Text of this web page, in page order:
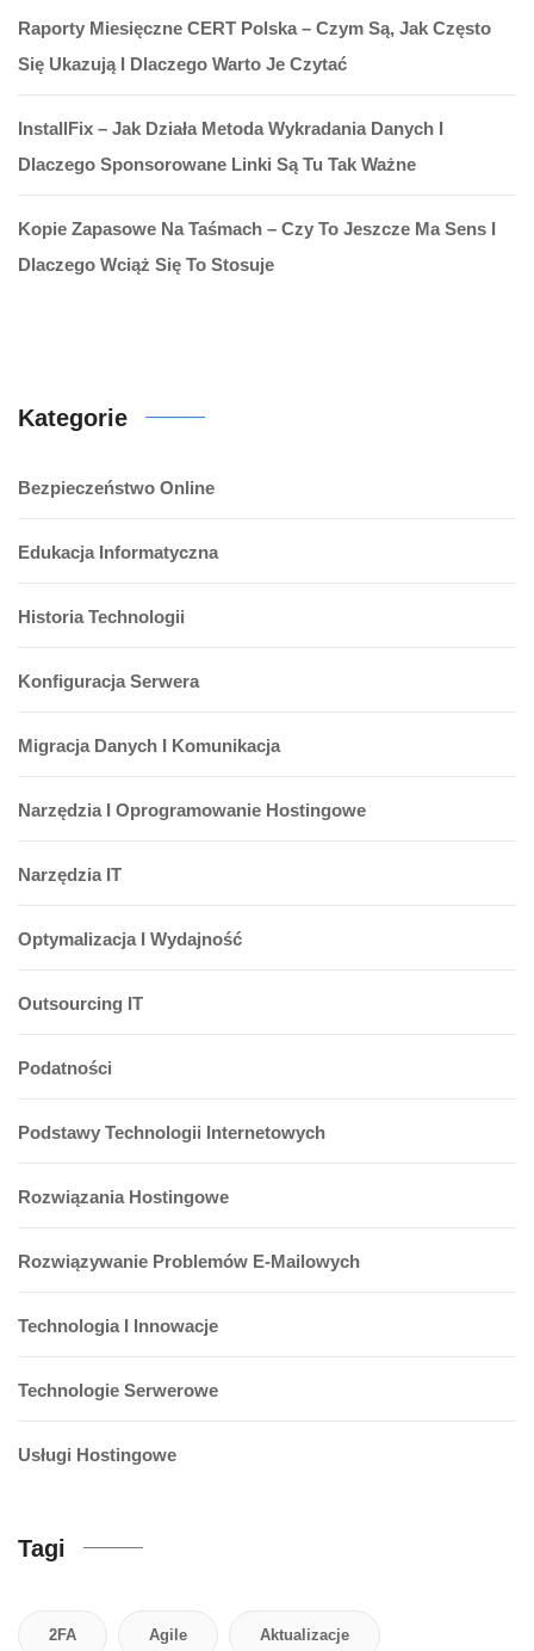
Raporty Miesięczne CERT Polska – Czym Są, Jak Często
Się Ukazują I Dlaczego Warto Je Czytać
InstallFix – Jak Działa Metoda Wykradania Danych I
Dlaczego Sponsorowane Linki Są Tu Tak Ważne
Kopie Zapasowe Na Taśmach – Czy To Jeszcze Ma Sens I
Dlaczego Wciąż Się To Stosuje
Kategorie
Bezpieczeństwo Online
Edukacja Informatyczna
Historia Technologii
Konfiguracja Serwera
Migracja Danych I Komunikacja
Narzędzia I Oprogramowanie Hostingowe
Narzędzia IT
Optymalizacja I Wydajność
Outsourcing IT
Podatności
Podstawy Technologii Internetowych
Rozwiązania Hostingowe
Rozwiązywanie Problemów E-Mailowych
Technologia I Innowacje
Technologie Serwerowe
Usługi Hostingowe
Tagi
2FA Agile Aktualizacje